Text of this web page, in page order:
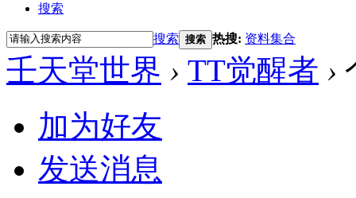
搜索
搜索 搜索 热搜: 资料集合
壬天堂世界 › TT觉醒者 ›
加为好友
发送消息